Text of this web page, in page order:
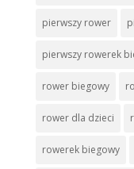
pierwszy rower
pierwszy rowerek
rower biegowy
rower dla dzieci
rowerek biegowy